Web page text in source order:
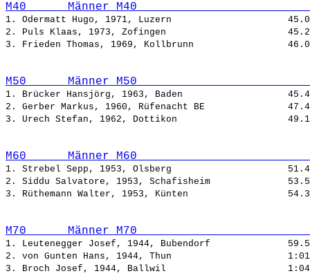
M40      Männer M40
1. Odermatt Hugo, 1971, Luzern
2. Puls Klaas, 1973, Zofingen
3. Frieden Thomas, 1969, Kollbrunn
M50      Männer M50
1. Brücker Hansjörg, 1963, Baden
2. Gerber Markus, 1960, Rüfenacht BE
3. Urech Stefan, 1962, Dottikon
M60      Männer M60
1. Strebel Sepp, 1953, Olsberg
2. Siddu Salvatore, 1953, Schafisheim
3. Rüthemann Walter, 1953, Künten
M70      Männer M70
1. Leutenegger Josef, 1944, Bubendorf
2. von Gunten Hans, 1944, Thun
3. Broch Josef, 1944, Ballwil